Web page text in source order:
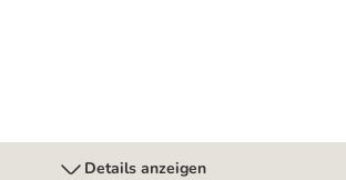
Details anzeigen